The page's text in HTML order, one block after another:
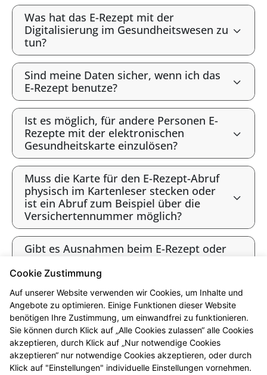
Was hat das E-Rezept mit der
Digitalisierung im Gesundheitswesen zu
tun?
Sind meine Daten sicher, wenn ich das
E-Rezept benutze?
Ist es möglich, für andere Personen E-
Rezepte mit der elektronischen
Gesundheitskarte einzulösen?
Muss die Karte für den E-Rezept-Abruf
physisch im Kartenleser stecken oder
ist ein Abruf zum Beispiel über die
Versichertennummer möglich?
Gibt es Ausnahmen beim E-Rezept oder
angeboten?
Gibt es bald ausschließlich E-Rezepte?
* Bis 12 Uhr vorbestellt sind die Produkte i.d.R. ab 16 Uhr abholbereit.
Beachten Sie bitte die jeweiligen Öffnungszeiten. Vorbehaltlich der
Lieferfähigkeit des Großhandels. Ausgenommen sind Arzneimittel, die in
Cookie Zustimmung
Auf unserer Website verwenden wir Cookies, um Inhalte und
Angebote zu optimieren. Einige Funktionen dieser Website
benötigen Ihre Zustimmung, um einwandfrei zu funktionieren.
Sie können durch Klick auf „Alle Cookies zulassen“ alle Cookies
akzeptieren, durch Klick auf „Nur notwendige Cookies
akzeptieren“ nur notwendige Cookies akzeptieren, oder durch
Klick auf "Einstellungen" individuelle Einstellungen vornehmen.